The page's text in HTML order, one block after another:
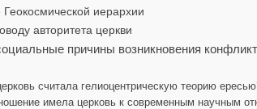
иерархии
авторитета церкви
причины возникновения
считала гелиоцентрическую теорию
имела церковь к современным научным